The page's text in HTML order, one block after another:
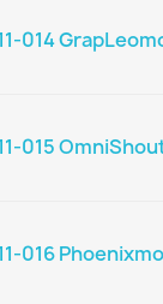
014
015
016